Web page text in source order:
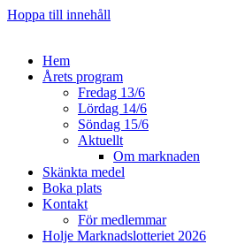
Hoppa till innehåll
Hem
Årets program
Fredag 13/6
Lördag 14/6
Söndag 15/6
Aktuellt
Om marknaden
Skänkta medel
Boka plats
Kontakt
För medlemmar
Holje Marknadslotteriet 2026